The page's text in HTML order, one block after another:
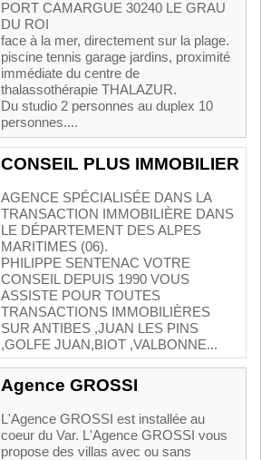
PORT CAMARGUE 30240 LE GRAU
DU ROI
face à la mer, directement sur la plage.
piscine tennis garage jardins, proximité
immédiate du centre de
thalassothérapie THALAZUR.
Du studio 2 personnes au duplex 10
personnes....
CONSEIL PLUS IMMOBILIER
AGENCE SPÉCIALISÉE DANS LA
TRANSACTION IMMOBILIÈRE DANS
LE DÉPARTEMENT DES ALPES
MARITIMES (06).
PHILIPPE SENTENAC VOTRE
CONSEIL DEPUIS 1990 VOUS
ASSISTE POUR TOUTES
TRANSACTIONS IMMOBILIÈRES
SUR ANTIBES ,JUAN LES PINS
,GOLFE JUAN,BIOT ,VALBONNE...
Agence GROSSI
L'Agence GROSSI est installée au
coeur du Var. L'Agence GROSSI vous
propose des villas avec ou sans